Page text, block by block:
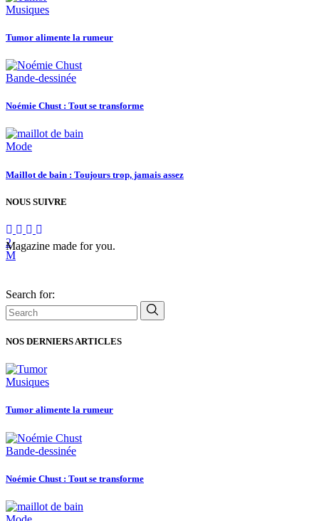
Musiques
Tumor alimente la rumeur
Bande-dessinée
Noémie Chust : Tout se transforme
Mode
Maillot de bain : Toujours trop, jamais assez
NOUS SUIVRE
Magazine made for you.
Search for:
NOS DERNIERS ARTICLES
Musiques
Tumor alimente la rumeur
Bande-dessinée
Noémie Chust : Tout se transforme